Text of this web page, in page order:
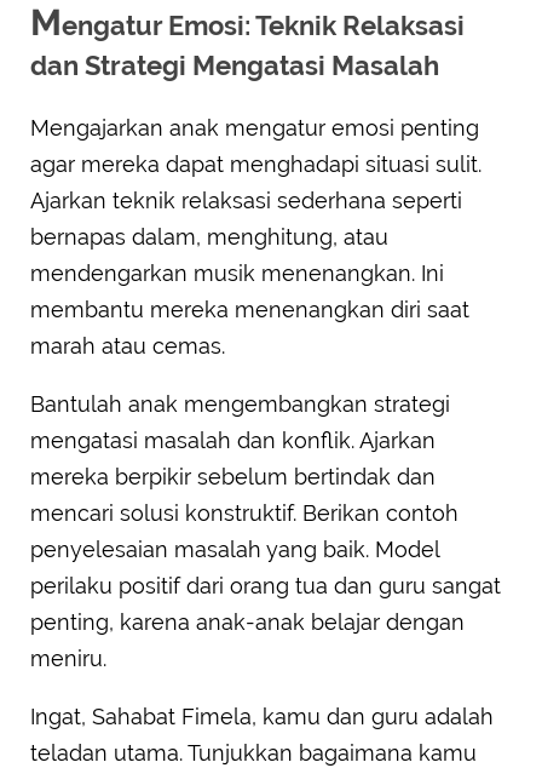
Mengatur Emosi: Teknik Relaksasi
dan Strategi Mengatasi Masalah
Mengajarkan anak mengatur emosi penting
agar mereka dapat menghadapi situasi sulit.
Ajarkan teknik relaksasi sederhana seperti
bernapas dalam, menghitung, atau
mendengarkan musik menenangkan. Ini
membantu mereka menenangkan diri saat
marah atau cemas.
Bantulah anak mengembangkan strategi
mengatasi masalah dan konflik. Ajarkan
mereka berpikir sebelum bertindak dan
mencari solusi konstruktif. Berikan contoh
penyelesaian masalah yang baik. Model
perilaku positif dari orang tua dan guru sangat
penting, karena anak-anak belajar dengan
meniru.
Ingat, Sahabat Fimela, kamu dan guru adalah
teladan utama. Tunjukkan bagaimana kamu